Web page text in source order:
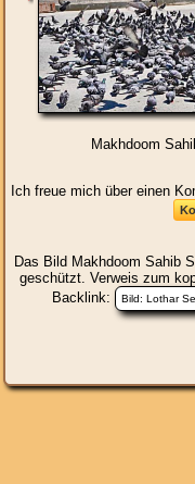
Makhdoom
Ich freue mich über einen
Das Bild Makhdoom Sahib
geschützt. Verweis zum
Backlink: